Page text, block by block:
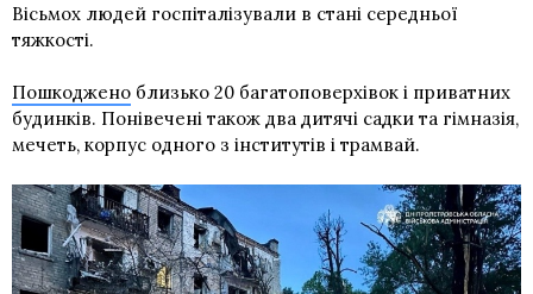
Вісьмох людей госпіталізували в стані середньої
тяжкості.
Пошкоджено близько 20 багатоповерхівок і приватних
будинків. Понівечені також два дитячі садки та гімназія,
мечеть, корпус одного з інститутів і трамвай.